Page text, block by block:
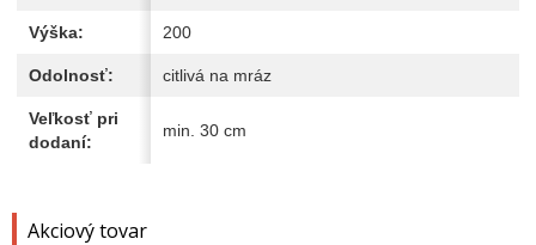
Akciový tovar
Výška: 200
Odolnosť: citlivá na mráz
Veľkosť pri
dodaní:
min. 30 cm